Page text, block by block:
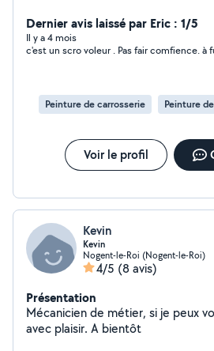
Dernier avis laissé par Eric : 1/5
Il y a 4 mois
c'est un scro voleur . Pas fair
Peinture de carrosserie Peinture
Voir le profil
Kevin
Kevin
Nogent-le-Roi (Nogent-le-Roi)
4/5 (8 avis)
Présentation
Mécanicien de métier, si je peux
avec plaisir. A bientôt